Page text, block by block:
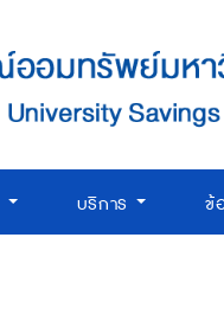
บริการ ข้